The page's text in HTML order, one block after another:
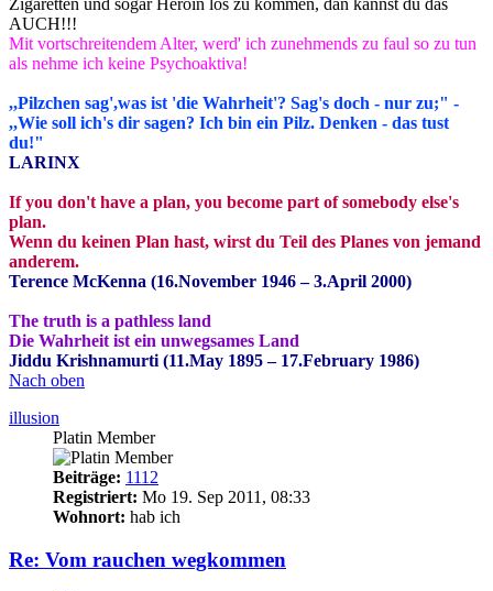
Zigaretten und sogar Heroin los zu kommen, dan kannst du das
AUCH!!!
Mit vortschreitendem Alter, werd' ich zunehmends zu faul so zu tun
als nehme ich keine Psychoaktiva!
,,Pilzchen sag',was ist 'die Wahrheit'? Sag's doch - nur zu;" -
,,Wie soll ich's dir sagen? Ich bin ein Pilz. Denken - das tust
du!"
LARINX
If you don't have a plan, you become part of somebody else's
plan.
Wenn du keinen Plan hast, wirst du Teil des Planes von jemand
anderem.
Terence McKenna (16.November 1946 – 3.April 2000)
The truth is a pathless land
Die Wahrheit ist ein unwegsames Land
Jiddu Krishnamurti (11.May 1895 – 17.February 1986)
Nach oben
illusion
Platin Member
Beiträge: 1112
Registriert: Mo 19. Sep 2011, 08:33
Wohnort: hab ich
Re: Vom rauchen wegkommen